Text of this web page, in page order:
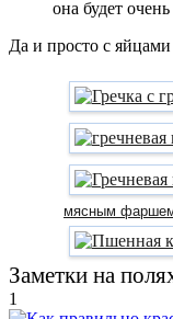
она будет
Да и просто с
мясным фаршем
Заметки на
1